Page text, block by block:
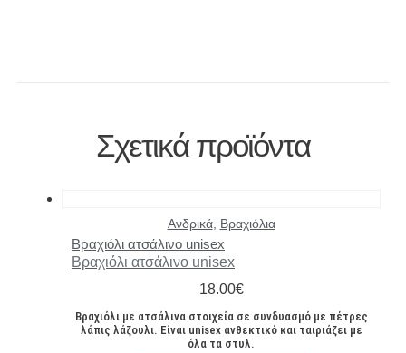
Σχετικά προϊόντα
Ανδρικά, Βραχιόλια
Βραχιόλι ατσάλινο unisex
Βραχιόλι ατσάλινο unisex
18.00€
Βραχιόλι με ατσάλινα στοιχεία σε συνδυασμό με πέτρες
λάπις λάζουλι. Είναι unisex ανθεκτικό και ταιριάζει με
όλα τα στυλ.